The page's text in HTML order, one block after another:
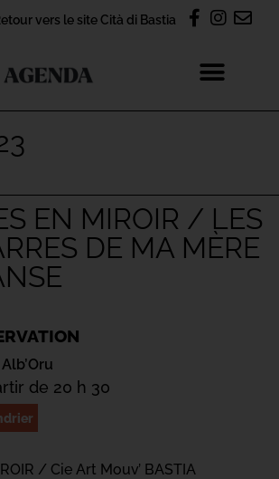
vers le site Cità di Bastia
EN MIROIR / LES
DE MA MÈRE
de 20 h 30
/ Cie Art Mouv’ BASTIA